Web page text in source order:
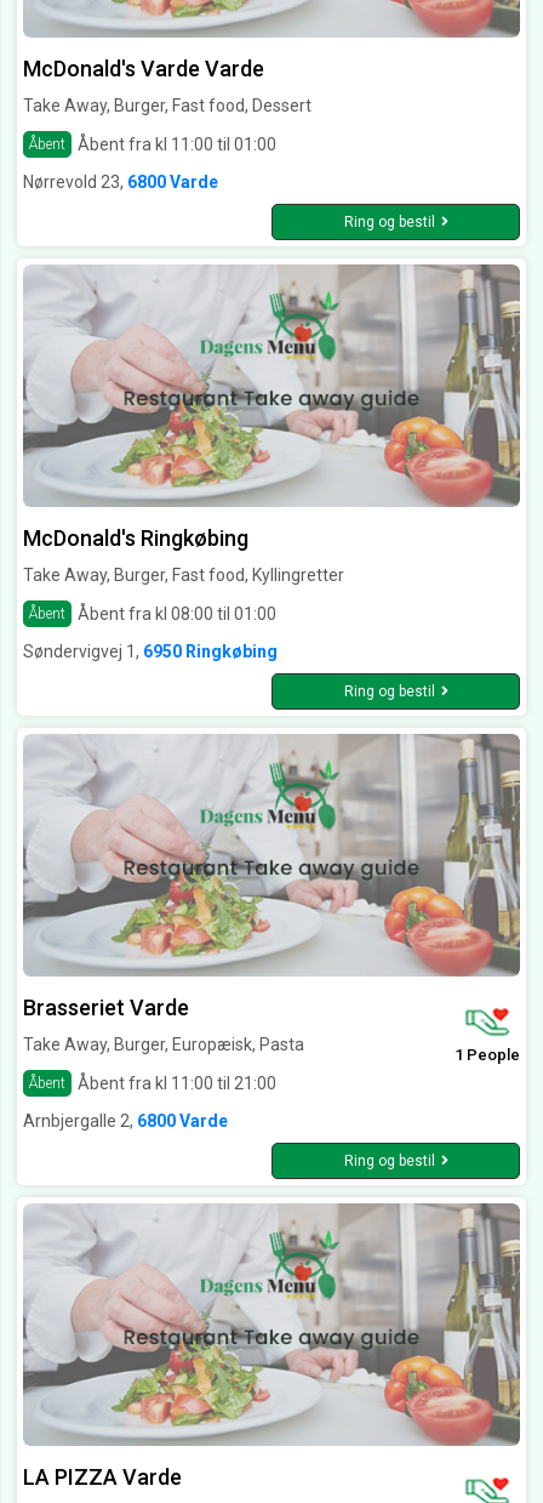
McDonald's Varde Varde
Take Away, Burger, Fast food, Dessert
Åbent
Åbent fra kl 11:00 til 01:00
Nørrevold 23, 6800 Varde
Ring og bestil
McDonald's Ringkøbing
Take Away, Burger, Fast food, Kyllingretter
Åbent
Åbent fra kl 08:00 til 01:00
Søndervigvej 1, 6950 Ringkøbing
Ring og bestil
Brasseriet Varde
Take Away, Burger, Europæisk, Pasta
Åbent Åbent fra kl 11:00 til 21:00
1 People
Arnbjergalle 2, 6800 Varde
Ring og bestil
LA PIZZA Varde